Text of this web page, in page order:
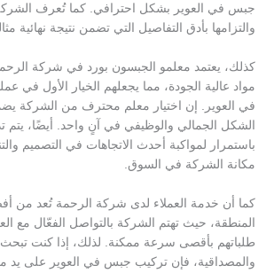
جبس في العوير بشكل احترافي. كما تُعرف
والتزامها بأدق التفاصيل التي تضمن نتيجة نهائية
كذلك، يعتمد معلمو الجبسون بورد في شركة
مواد عالية الجودة، مما يجعلهم الخيار الأول في
في العوير. إن اختيار معلم محترف من الشركة
الشكل الجمالي والوظيفي في آنٍ واحد. أيضًا، يتم
باستمرار لمواكبة أحدث الاتجاهات في التصميم
مكانة الشركة في السوق.
كما أن خدمة العملاء لدى شركة الرحمة تُعد من
المنطقة، حيث تهتم الشركة بالتواصل الفعّال مع
طلباتهم بأقصى سرعة ممكنة. لذلك، إذا كنت
والمصداقية، فإن تركيب جبس في العوير على يد